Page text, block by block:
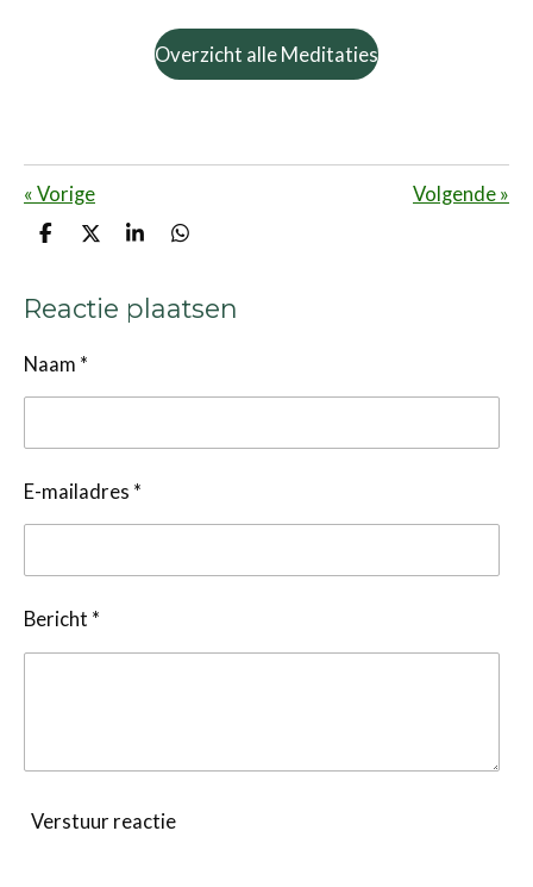
Overzicht alle Meditaties
« Vorige Volgende »
D
e
n
D
l
S
r
e
D
e
n
Reactie plaatsen
Naam *
E-mailadres *
Bericht *
Verstuur reactie